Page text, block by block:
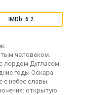
IMDb: 6.2
человеком.
лордом Дугласом.
годы Оскара
с небес славы
открытую